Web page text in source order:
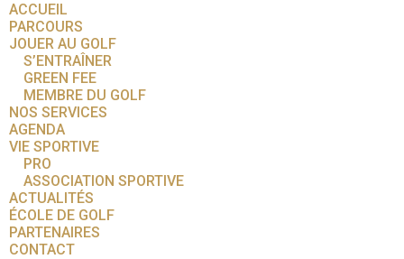
ACCUEIL
PARCOURS
JOUER AU GOLF
S’ENTRAÎNER
GREEN FEE
MEMBRE DU GOLF
NOS SERVICES
AGENDA
VIE SPORTIVE
PRO
ASSOCIATION SPORTIVE
ACTUALITÉS
ÉCOLE DE GOLF
PARTENAIRES
CONTACT